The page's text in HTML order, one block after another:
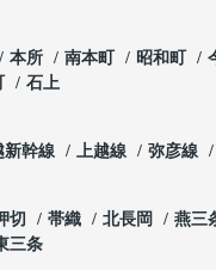
本所 南本町 昭和町
石上
新幹線 上越線 弥彦線
切 帯織 北長岡 燕三
三条